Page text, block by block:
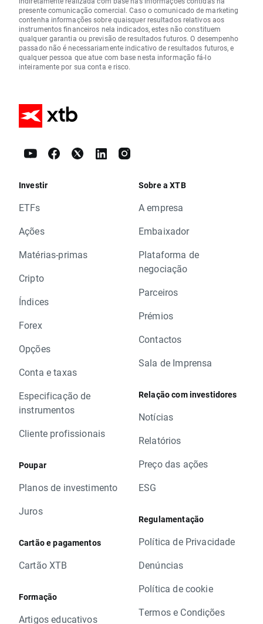
presente comunicação comercial. Caso o comunicado de marketing
contenha informações sobre quaisquer resultados relativos aos
instrumentos financeiros nela indicados, estes não constituem
qualquer garantia ou previsão de resultados futuros. O desempenho
passado não é necessariamente indicativo de resultados futuros, e
qualquer pessoa que atue com base nesta informação fá-lo
inteiramente por sua conta e risco.
Investir
ETFs
Ações
Matérias-primas
Cripto
Índices
Forex
Opções
Conta e taxas
Especificação de
instrumentos
Cliente profissionais
Poupar
Planos de investimento
Juros
Cartão e pagamentos
Cartão XTB
Formação
Artigos educativos
Sobre a XTB
A empresa
Embaixador
Plataforma de
negociação
Parceiros
Prémios
Contactos
Sala de Imprensa
Relação com investidores
Notícias
Relatórios
Preço das ações
ESG
Regulamentação
Política de Privacidade
Denúncias
Política de cookie
Termos e Condições